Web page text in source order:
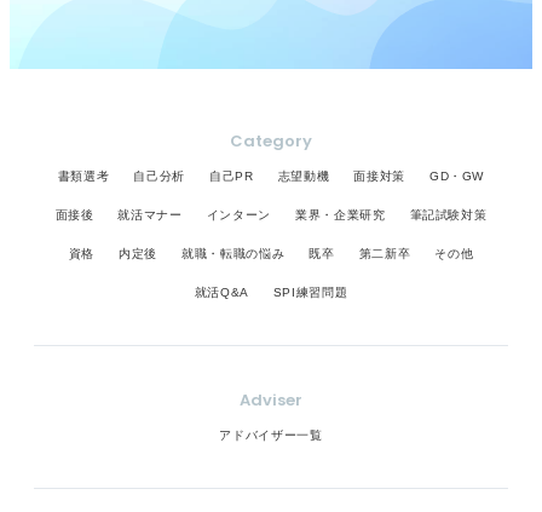
Category
書類選考 自己分析 自己PR 志望動機 面接対策 GD・GW
面接後 就活マナー インターン 業界・企業研究 筆記試験対策
資格 内定後 就職・転職の悩み 既卒 第二新卒 その他
就活Q&A SPI練習問題
Adviser
アドバイザー一覧